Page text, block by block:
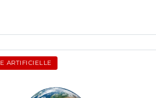
ARTIFICIELLE